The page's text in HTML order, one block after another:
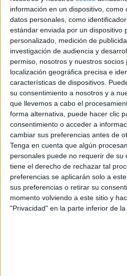
información en un dispositivo, como
datos personales, como
estándar enviada por un dispositivo
personalizado, medición de
investigación de audiencia y
permiso, nosotros y nuestros
localización geográfica precisa e
características de dispositivos.
su consentimiento a nosotros y a
que llevemos a cabo el
forma alternativa, puede hacer clic
consentimiento o acceder a
cambiar sus preferencias antes de
Tenga en cuenta que algún
personales puede no requerir de su
tiene el derecho de rechazar tal
preferencias se aplicarán solo a
sus preferencias o retirar su
momento volviendo a este sitio y
"Privacidad" en la parte inferior de la
informe mensual de decanos y
incluye la visita de un inspector
También en Sevilla, la Universidad
control anual de su plantilla docente
una consultora externa. Ésta se
alumnos unas plantillas de
actividad docente del centro y los
por un mecanismo propio del
examina la asistencia del profesor,
métodos lectivos.
En Barcelona, la Universidad
desde su inauguración una
profesores. Aquí son también los
reflejar su parecer con respecto a la
evaluándola del 1 al 10 según su
los alumnos se sientan libres de
valoraciones son anónimas y se
El proyecto de la Complutense,
gozan del anonimato, queda aún